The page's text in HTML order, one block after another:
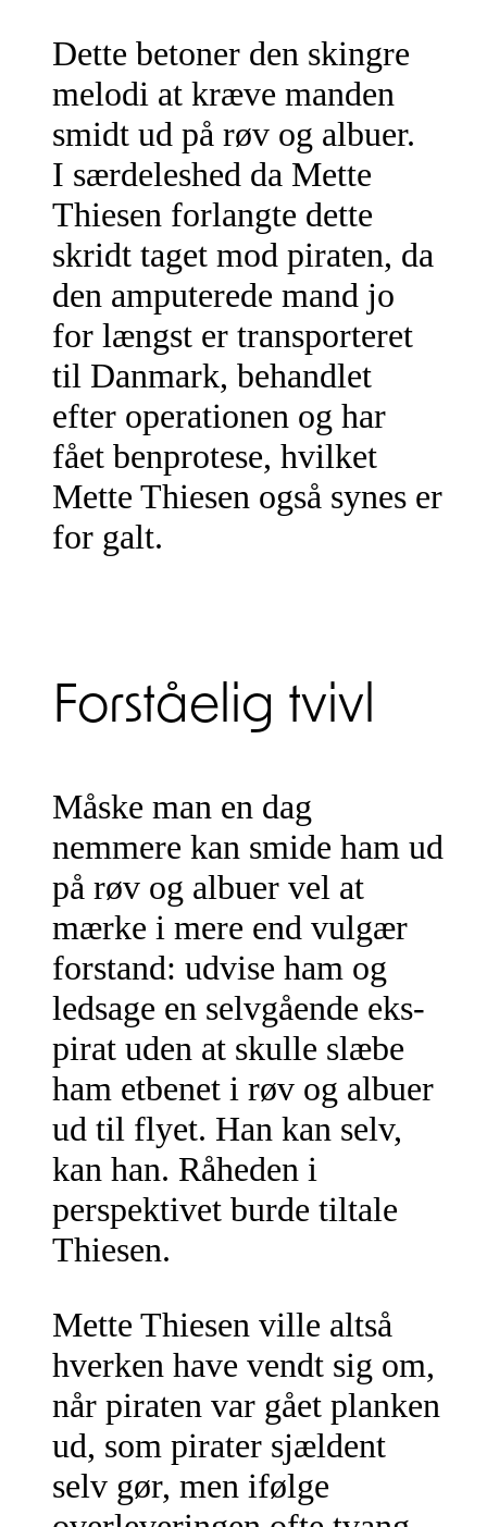
Dette betoner den skingre
melodi at kræve manden
smidt ud på røv og albuer.
I særdeleshed da Mette
Thiesen forlangte dette
skridt taget mod piraten, da
den amputerede mand jo
for længst er transporteret
til Danmark, behandlet
efter operationen og har
fået benprotese, hvilket
Mette Thiesen også synes er
for galt.
Forståelig tvivl
Måske man en dag
nemmere kan smide ham ud
på røv og albuer vel at
mærke i mere end vulgær
forstand: udvise ham og
ledsage en selvgående eks-
pirat uden at skulle slæbe
ham etbenet i røv og albuer
ud til flyet. Han kan selv,
kan han. Råheden i
perspektivet burde tiltale
Thiesen.
Mette Thiesen ville altså
hverken have vendt sig om,
når piraten var gået planken
ud, som pirater sjældent
selv gør, men ifølge